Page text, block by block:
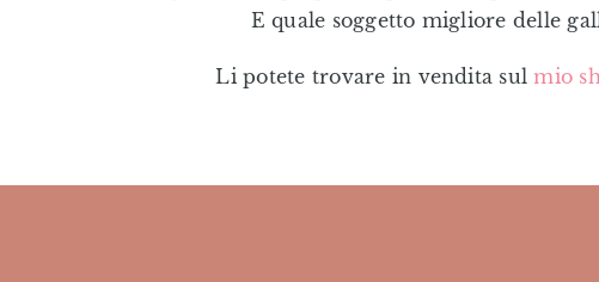
E quale soggetto migliore delle
Li potete trovare in vendita sulmio